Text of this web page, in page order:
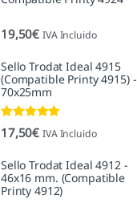
19,50€ IVA Incluido
Sello Trodat Ideal 4915
(Compatible Printy 4915) -
70x25mm
Valorado con
5.00de 5
17,50€ IVA Incluido
Sello Trodat Ideal 4912 -
46x16 mm. (Compatible
Printy 4912)